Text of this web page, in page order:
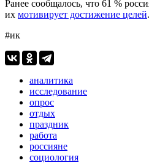
Ранее сообщалось, что 61 %
их мотивирует достижение целей
#ик
аналитика
исследование
опрос
отдых
праздник
работа
россияне
социология